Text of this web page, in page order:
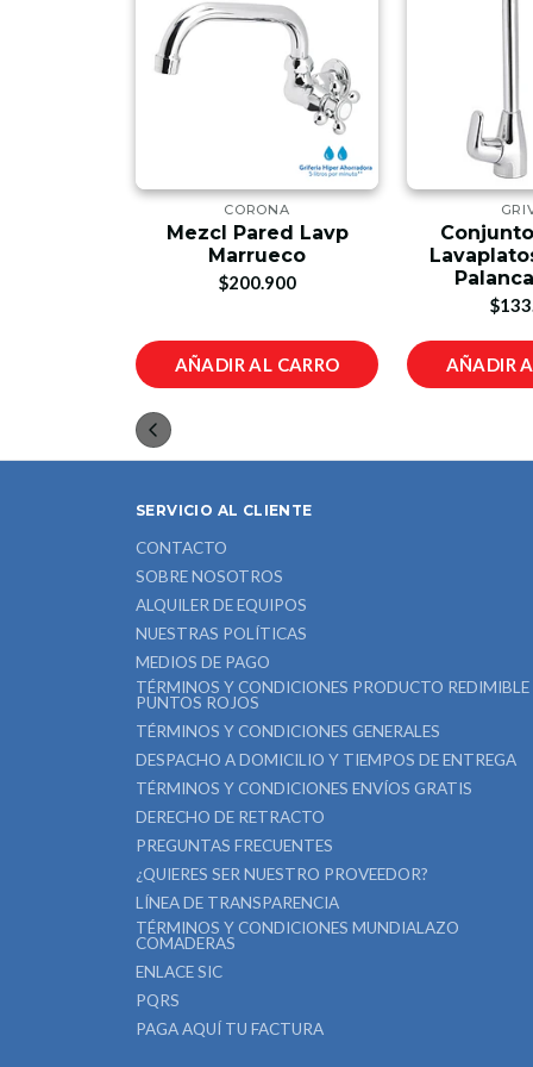
CORONA
Mezcl Pared Lavp
Marrueco
$200.900
AÑADIR AL CARRO AÑADIR
SERVICIO AL CLIENTE
CONTACTO
SOBRE NOSOTROS
ALQUILER DE EQUIPOS
NUESTRAS POLÍTICAS
MEDIOS DE PAGO
TÉRMINOS Y CONDICIONES PRODUCTO REDIMIBLE
PUNTOS ROJOS
TÉRMINOS Y CONDICIONES GENERALES
DESPACHO A DOMICILIO Y TIEMPOS DE ENTREGA
TÉRMINOS Y CONDICIONES ENVÍOS GRATIS
DERECHO DE RETRACTO
PREGUNTAS FRECUENTES
¿QUIERES SER NUESTRO PROVEEDOR?
LÍNEA DE TRANSPARENCIA
TÉRMINOS Y CONDICIONES MUNDIALAZO
COMADERAS
ENLACE SIC
PQRS
PAGA AQUÍ TU FACTURA